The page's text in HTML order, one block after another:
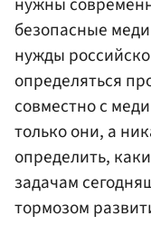
безопасные
нужды
определяться
совместно с
только они, а
определить,
задачам
тормозом